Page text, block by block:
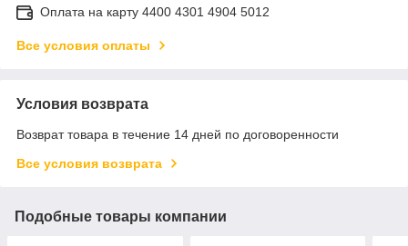
Оплата на карту 4400 4301 4904 5012
Все условия оплаты
Условия возврата
Возврат товара в течение 14 дней по договоренности
Все условия возврата
Подобные товары компании